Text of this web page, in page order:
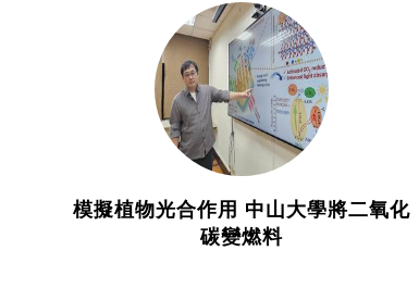
模擬植物光合作用 中山大學將二氧化
碳變燃料